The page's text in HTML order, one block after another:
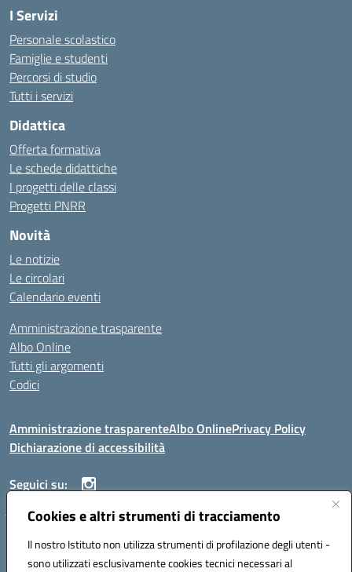
Cookies e altri strumenti di tracciamento
Il nostro Istituto non utilizza strumenti di profilazione degli utenti -
sono utilizzati esclusivamente cookies tecnici necessari al
I Servizi
Personale scolastico
Famiglie e studenti
Percorsi di studio
Tutti i servizi
Didattica
Offerta formativa
Le schede didattiche
I progetti delle classi
Progetti PNRR
Novità
Le notizie
Le circolari
Calendario eventi
Amministrazione trasparente
Albo Online
Tutti gli argomenti
Codici
Amministrazione trasparenteAlbo OnlinePrivacy Policy
Dichiarazione di accessibilità
Seguici su:
ISTITUTO ISTRUZIONE SUPERIORE ANGELO ROTH